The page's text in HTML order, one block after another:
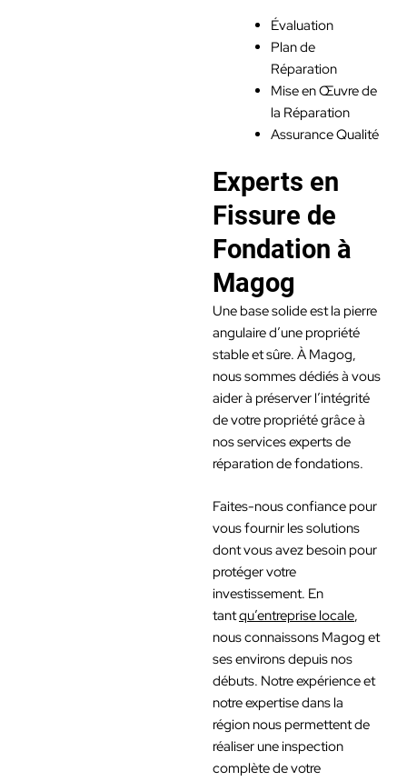
Évaluation
Plan de
Réparation
Mise en Œuvre de
la Réparation
Assurance Qualité
Experts en
Fissure de
Fondation à
Magog
Une base solide est la pierre
angulaire d’une propriété
stable et sûre. À Magog,
nous sommes dédiés à vous
aider à préserver l’intégrité
de votre propriété grâce à
nos services experts de
réparation de fondations.
Faites-nous confiance pour
vous fournir les solutions
dont vous avez besoin pour
protéger votre
investissement. En
tantqu’entreprise locale,
nous connaissons Magog et
ses environs depuis nos
débuts. Notre expérience et
notre expertise dans la
région nous permettent de
réaliser une inspection
complète de votre